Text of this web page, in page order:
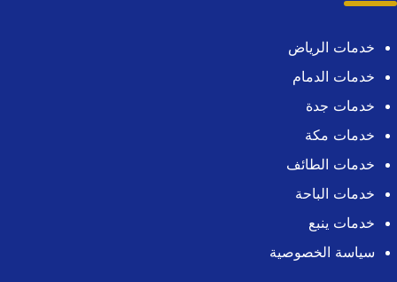
خدمات الرياض
خدمات الدمام
خدمات جدة
خدمات مكة
خدمات الطائف
خدمات الباحة
خدمات ينبع
سياسة الخصوصية